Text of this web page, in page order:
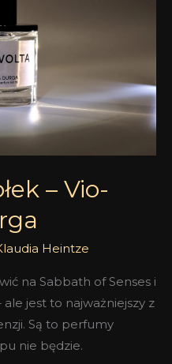
– Vio-
Heintze
na Sabbath of Senses i
jest to najważniejszy z
Są to perfumy
nie będzie.